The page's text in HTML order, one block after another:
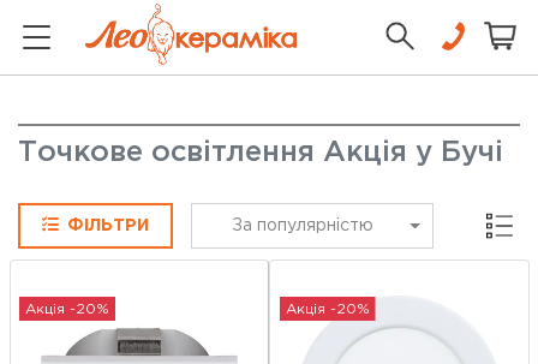
Точкове освітлення Акція у Бучі
ФІЛЬТРИ За популярністю Сітка
Акція -20% Акція -20%